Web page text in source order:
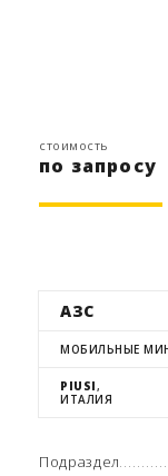
стоимость
по запросу
АЗС
МОБИЛЬНЫЕ
PIUSI,
ИТАЛИЯ
Подраздел